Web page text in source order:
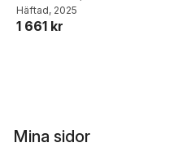
and Health
Bartaguiz,Freya
Gassmann
Häftad, 2025
1 661 kr
Mina sidor